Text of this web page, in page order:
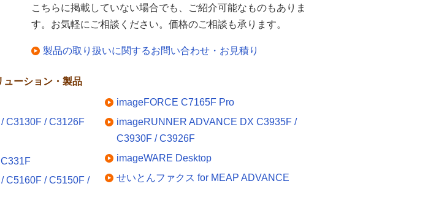
こちらに掲載していない場合でも、ご紹介可能なものもありま
す。お気軽にご相談ください。価格のご相談も承ります。
製品の取り扱いに関するお問い合わせ・お見積り
ューション・製品
C3130F / C3126F
C5160F / C5150F /
imageFORCE C7165F Pro
imageRUNNER ADVANCE DX C3935F /
C3930F / C3926F
imageWARE Desktop
せいとんファクス for MEAP ADVANCE